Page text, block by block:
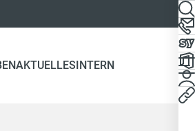
AKTUELLESINTERN